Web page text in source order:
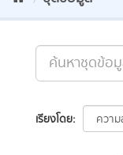
เรียงโดย